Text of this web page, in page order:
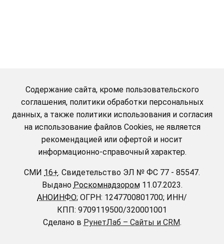
Содержание сайта, кроме пользовательского
соглашения, политики обработки персональных
данных, а также политики использования и согласия
на использование файлов Cookies, не является
рекомендацией или офертой и носит
информационно-справочный характер.
СМИ 16+. Свидетельство ЭЛ № ФС 77 - 85547.
Выдано Роскомнадзором11.07.2023.
АНОИНФО; ОГРН: 1247700801700; ИНН/
КПП: 9709119500/320001001
Сделано в РунетЛаб – Сайты и CRM.